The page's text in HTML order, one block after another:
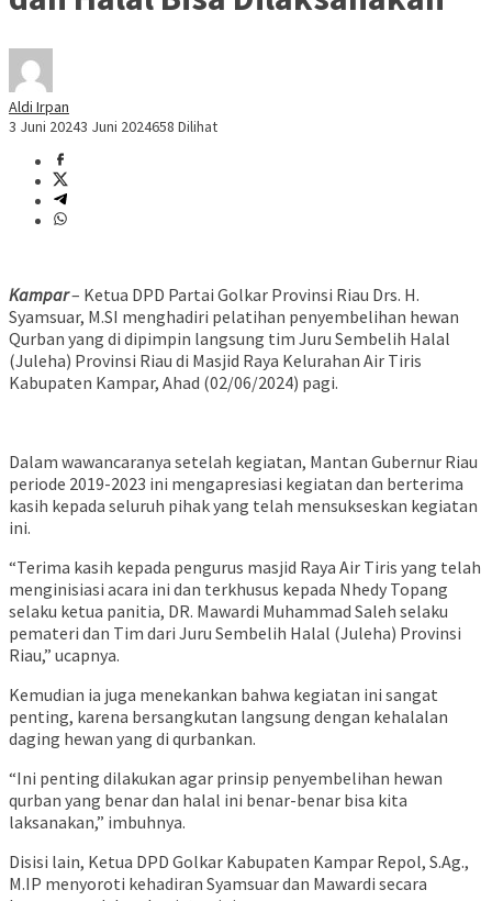
Aldi Irpan
3 Juni 20243 Juni 2024658 Dilihat
Kampar– Ketua DPD Partai Golkar Provinsi Riau Drs. H.
Syamsuar, M.SI menghadiri pelatihan penyembelihan hewan
Qurban yang di dipimpin langsung tim Juru Sembelih Halal
(Juleha) Provinsi Riau di Masjid Raya Kelurahan Air Tiris
Kabupaten Kampar, Ahad (02/06/2024) pagi.
Dalam wawancaranya setelah kegiatan, Mantan Gubernur Riau
periode 2019-2023 ini mengapresiasi kegiatan dan berterima
kasih kepada seluruh pihak yang telah mensukseskan kegiatan
ini.
“Terima kasih kepada pengurus masjid Raya Air Tiris yang telah
menginisiasi acara ini dan terkhusus kepada Nhedy Topang
selaku ketua panitia, DR. Mawardi Muhammad Saleh selaku
pemateri dan Tim dari Juru Sembelih Halal (Juleha) Provinsi
Riau,” ucapnya.
Kemudian ia juga menekankan bahwa kegiatan ini sangat
penting, karena bersangkutan langsung dengan kehalalan
daging hewan yang di qurbankan.
“Ini penting dilakukan agar prinsip penyembelihan hewan
qurban yang benar dan halal ini benar-benar bisa kita
laksanakan,” imbuhnya.
Disisi lain, Ketua DPD Golkar Kabupaten Kampar Repol, S.Ag.,
M.IP menyoroti kehadiran Syamsuar dan Mawardi secara